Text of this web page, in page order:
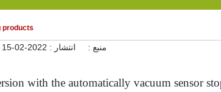
products
منبع : انتشار : 2022-02-15 11:46:21
with the automatically vacuum sensor